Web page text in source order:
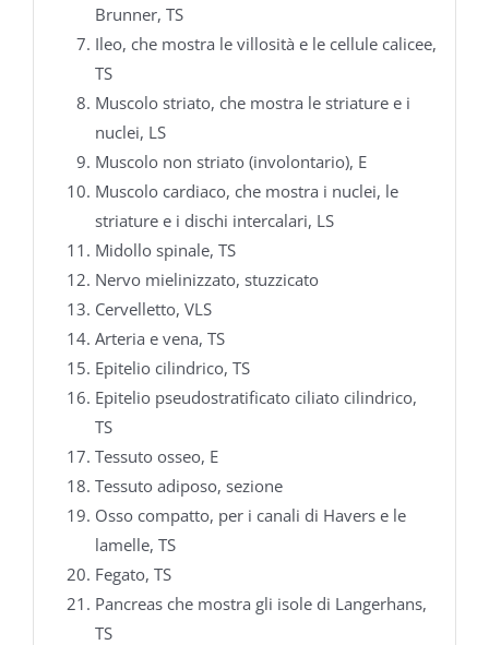
Brunner, TS
Ileo, che mostra le villosità e le cellule calicee,
TS
Muscolo striato, che mostra le striature e i
nuclei, LS
Muscolo non striato (involontario), E
Muscolo cardiaco, che mostra i nuclei, le
striature e i dischi intercalari, LS
Midollo spinale, TS
Nervo mielinizzato, stuzzicato
Cervelletto, VLS
Arteria e vena, TS
Epitelio cilindrico, TS
Epitelio pseudostratificato ciliato cilindrico,
TS
Tessuto osseo, E
Tessuto adiposo, sezione
Osso compatto, per i canali di Havers e le
lamelle, TS
Fegato, TS
Pancreas che mostra gli isole di Langerhans,
TS